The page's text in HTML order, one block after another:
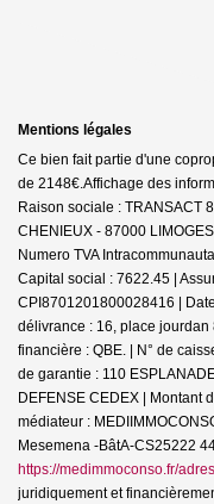
Mentions légales
Ce bien fait partie d'une
de 2148€. Affichage des
Raison sociale : TRANSACT
CHENIEUX - 87000
Numero TVA
Capital social : 7622.45 |
CPI8701201800028416 |
délivrance : 16, place jourdan
financière : QBE. | N° de
de garantie : 110
DEFENSE CEDEX | Montant
médiateur :
Mesemena -BâtA-CS25222
https://medimmoconso.fr/
juridiquement et